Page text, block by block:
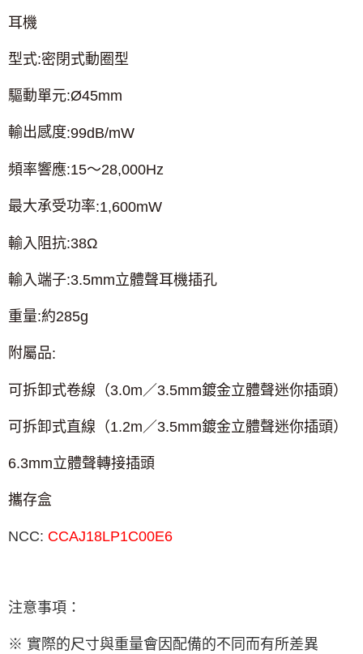
耳機
型式:密閉式動圈型
驅動單元:Ø45mm
輸出感度:99dB/mW
頻率響應:15～28,000Hz
最大承受功率:1,600mW
輸入阻抗:38Ω
輸入端子:3.5mm立體聲耳機插孔
重量:約285g
附屬品:
可拆卸式卷線（3.0m ／3.5mm鍍金立體聲迷你插頭）
可拆卸式直線（1.2m ／3.5mm鍍金立體聲迷你插頭）
6.3mm立體聲轉接插頭
攜存盒
NCC: CCAJ18LP1C00E6
注意事項：
※ 實際的尺寸與重量會因配備的不同而有所差異